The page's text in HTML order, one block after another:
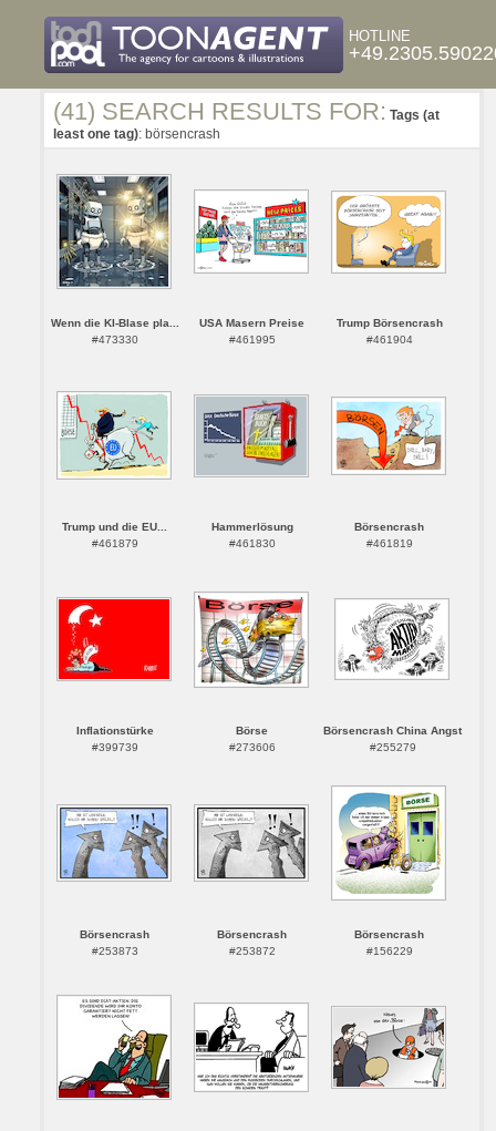
HOTLINE
(41) SEARCH RESULTS FOR: Tags (at
least one tag): börsencrash
Wenn die KI-Blase pla...
#473330
USA Masern Preise
#461995
Trump Börsencrash
#461904
Trump und die EU...
#461879
Hammerlösung
#461830
Börsencrash
#461819
Inflationstürke
#399739
Börse
#273606
Börsencrash China Angst
#255279
Börsencrash
#253873
Börsencrash
#253872
Börsencrash
#156229